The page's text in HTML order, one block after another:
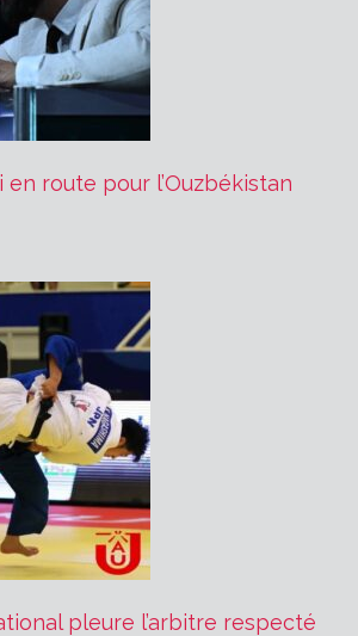
en route pour l’Ouzbékistan
pleure l’arbitre respecté